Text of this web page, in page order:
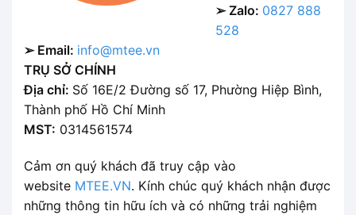
➢ Zalo: 0827 888
528
➢ Email: info@mtee.vn
TRỤ SỞ CHÍNH
Địa chỉ: Số 16E/2 Đường số 17, Phường Hiệp Bình,
Thành phố Hồ Chí Minh
MST: 0314561574
Cảm ơn quý khách đã truy cập vào
website MTEE.VN. Kính chúc quý khách nhận được
những thông tin hữu ích và có những trải nghiệm